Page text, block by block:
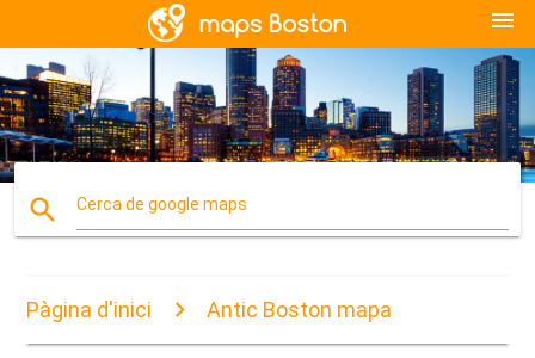
menu
search Cerca de google maps
Pàgina d'inici Antic Boston mapa